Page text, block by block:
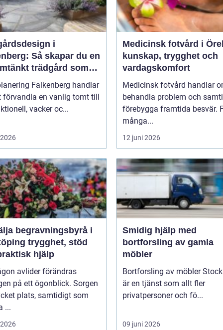
i
Så skapar du en
trädgård som
över tid
Falkenberg handlar
förvandla en vanlig tomt till
vacker oc...
Medicinsk fotvård i
kunskap, trygghet och
vardagskomfort
Medicinsk fotvård handlar
behandla problem och
förebygga framtida besvär.
många...
12 juni 2026
begravningsbyrå i
stöd
hjälp
avlider förändras
på ett ögonblick. Sorgen
plats, samtidigt som
...
Smidig hjälp med
bortforsling av gamla
möbler
Bortforsling av möbler
är en tjänst som allt fler
privatpersoner och fö...
09 juni 2026